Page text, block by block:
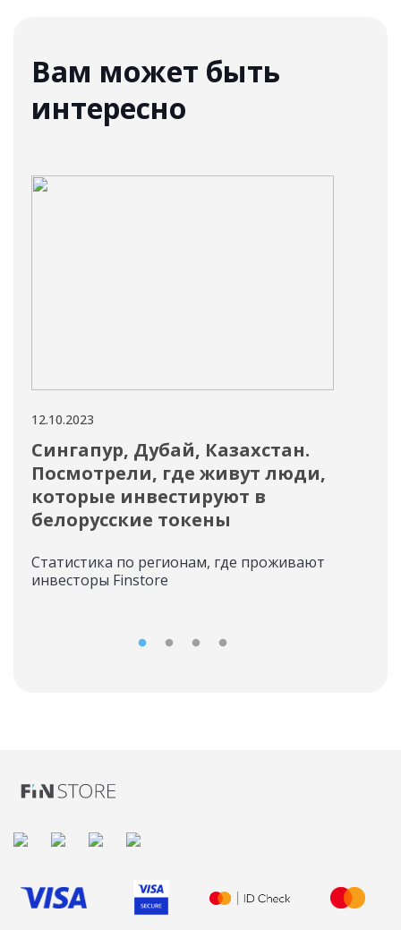
Вам может быть
интересно
12.10.2023
Сингапур, Дубай, Казахстан.
Посмотрели, где живут люди,
которые инвестируют в
белорусские токены
Статистика по регионам, где проживают
инвесторы Finstore